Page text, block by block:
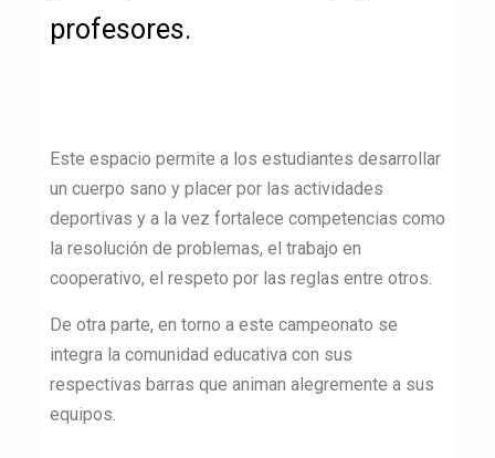
profesores.
Este espacio permite a los estudiantes desarrollar
un cuerpo sano y placer por las actividades
deportivas y a la vez fortalece competencias como
la resolución de problemas, el trabajo en
cooperativo, el respeto por las reglas entre otros.
De otra parte, en torno a este campeonato se
integra la comunidad educativa con sus
respectivas barras que animan alegremente a sus
equipos.